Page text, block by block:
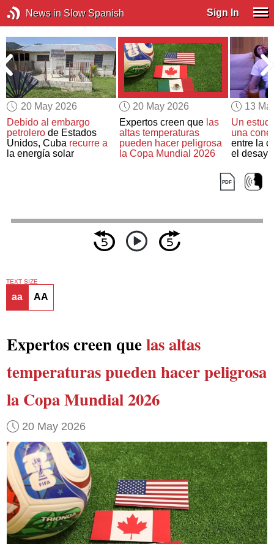
News in Slow Spanish Sign In
20 May 2026
Debido al embargo
petrolero de Estados
Unidos, Cuba recurre a
la energía solar
20 May 2026
Expertos creen que las
altas temperaturas
pueden hacer peligrosa
la Copa Mundial 2026
13
Un
una
entre la
el
TEXT SIZE
aa AA
Expertos creen quelas altas
temperaturas pueden hacer peligrosa
la Copa Mundial 2026
20 May 2026